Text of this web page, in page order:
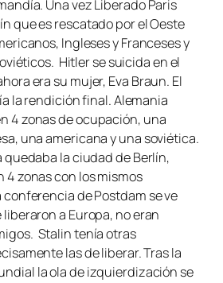
Una vez Liberado Paris
que es rescatado por el Oeste
Ingleses y Franceses y
Hitler se suicida en el
era su mujer, Eva Braun. El
la rendición final. Alemania
4 zonas de ocupación, una
una americana y una soviética.
quedaba la ciudad de Berlín,
zonas con los mismos
conferencia de Postdam se ve
a Europa, no eran
Stalin tenía otras
las de liberar. Tras la
la ola de izquierdización se